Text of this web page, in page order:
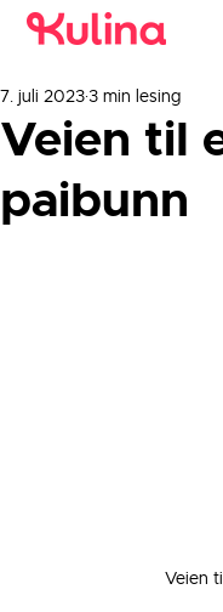
Veien til
paibunn
7. juli 2023 3 min lesing
Veien